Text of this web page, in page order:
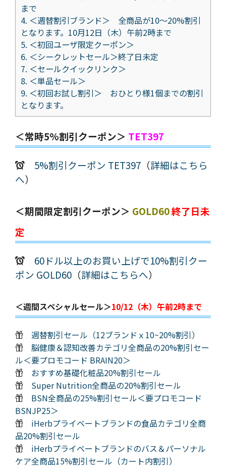
まで
4. ＜週替割引ブランド＞ 全商品が10～20%割引
となります。10月12日（木）午前2時まで
5. ＜初回ユーザ限定クーポン＞
6. ＜シークレットセール＞終了日未定
7. ＜セールクイックリンク＞
8. ＜単品セール＞
9. ＜初回お試し割引＞ おひとり様1個までの割引
となります。
＜常時5%割引クーポン＞ TET397
5%割引クーポン TET397 （詳細はこちら
へ）
＜期間限定割引クーポン＞ GOLD60終了日未
定
60ドル以上のお買い上げで10%割引クー
ポン GOLD60 （詳細はこちらへ）
＜週間スペシャルセール＞10/12（木）午前2時まで
週替割引セール（12ブランドｘ10~20%割引）
脳健康＆認知改善カテゴリ全商品の20%割引セー
ル＜要プロモコード BRAIN20＞
おすすめ基礎化粧品20%割引セール
Super Nutrition全商品の20%割引セール
BSN全商品の25%割引セール＜要プロモコード
BSNJP25＞
iHerbプライベートブランドの食品カテゴリ全商
品20%割引セール
iHerbプライベートブランドのバス＆パーソナル
ケア全商品15%割引セール（カート内割引）